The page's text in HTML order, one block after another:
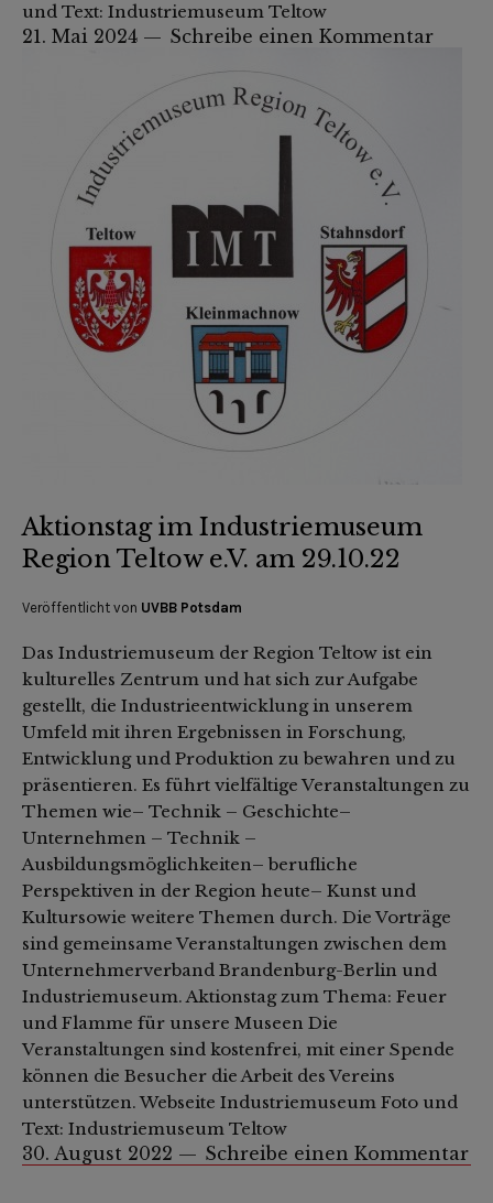
und Text: Industriemuseum Teltow
21. Mai 2024 Schreibe einen Kommentar
Aktionstag im Industriemuseum
Region Teltow e.V. am 29.10.22
Veröffentlicht von UVBB Potsdam
Das Industriemuseum der Region Teltow ist ein
kulturelles Zentrum und hat sich zur Aufgabe
gestellt, die Industrieentwicklung in unserem
Umfeld mit ihren Ergebnissen in Forschung,
Entwicklung und Produktion zu bewahren und zu
präsentieren. Es führt vielfältige Veranstaltungen zu
Themen wie– Technik – Geschichte–
Unternehmen – Technik –
Ausbildungsmöglichkeiten– berufliche
Perspektiven in der Region heute– Kunst und
Kultursowie weitere Themen durch. Die Vorträge
sind gemeinsame Veranstaltungen zwischen dem
Unternehmerverband Brandenburg-Berlin und
Industriemuseum. Aktionstag zum Thema: Feuer
und Flamme für unsere Museen Die
Veranstaltungen sind kostenfrei, mit einer Spende
können die Besucher die Arbeit des Vereins
unterstützen. Webseite Industriemuseum Foto und
Text: Industriemuseum Teltow
30. August 2022 Schreibe einen Kommentar